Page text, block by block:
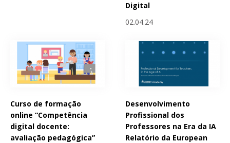
Digital
02.04.24
Curso de formação
online “Competência
digital docente:
avaliação pedagógica”
Desenvolvimento
Profissional dos
Professores na Era da IA
Relatório da European